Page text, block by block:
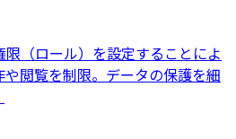
（ロール）を設定することによ
や閲覧を制限。データの保護を細